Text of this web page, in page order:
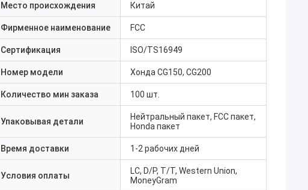
Место происхождения Китай
Фирменное наименование FCC
Сертификация ISO/TS16949
Номер модели Хонда CG150, CG200
Количество мин заказа 100 шт.
Упаковывая детали
Нейтральный пакет, FCC пакет,
Honda пакет
Время доставки 1-2 рабочих дней
Условия оплаты
LC, D/P, T/T, Western Union,
MoneyGram